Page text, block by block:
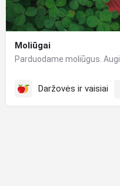
Moliūgai
Daržovės ir vaisiai